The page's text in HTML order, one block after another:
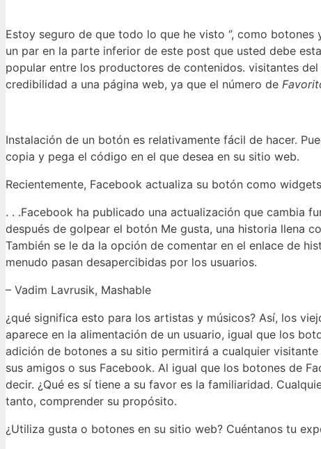
Estoy seguro de que todo lo que he visto ‘’, como
un par en la parte inferior de este post que usted debe
popular entre los productores de contenidos. visitantes
credibilidad a una página web, ya que el número de
Instalación de un botón es relativamente fácil de hacer.
copia y pega el código en el que desea en su sitio web.
Recientemente, Facebook actualiza su botón como
. . .Facebook ha publicado una actualización que cambia
después de golpear el botón Me gusta, una historia llena
También se le da la opción de comentar en el enlace de
menudo pasan desapercibidas por los usuarios.
– Vadim Lavrusik, Mashable
¿qué significa esto para los artistas y músicos? Así, los
aparece en la alimentación de un usuario, igual que los
adición de botones a su sitio permitirá a cualquier
sus amigos o sus Facebook. Al igual que los botones de
decir. ¿Qué es sí tiene a su favor es la familiaridad.
tanto, comprender su propósito.
¿Utiliza gusta o botones en su sitio web? Cuéntanos tu